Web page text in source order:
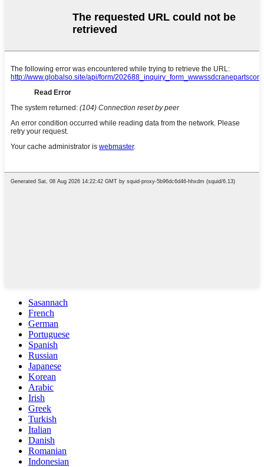
Sasannach
French
German
Portuguese
Spanish
Russian
Japanese
Korean
Arabic
Irish
Greek
Turkish
Italian
Danish
Romanian
Indonesian